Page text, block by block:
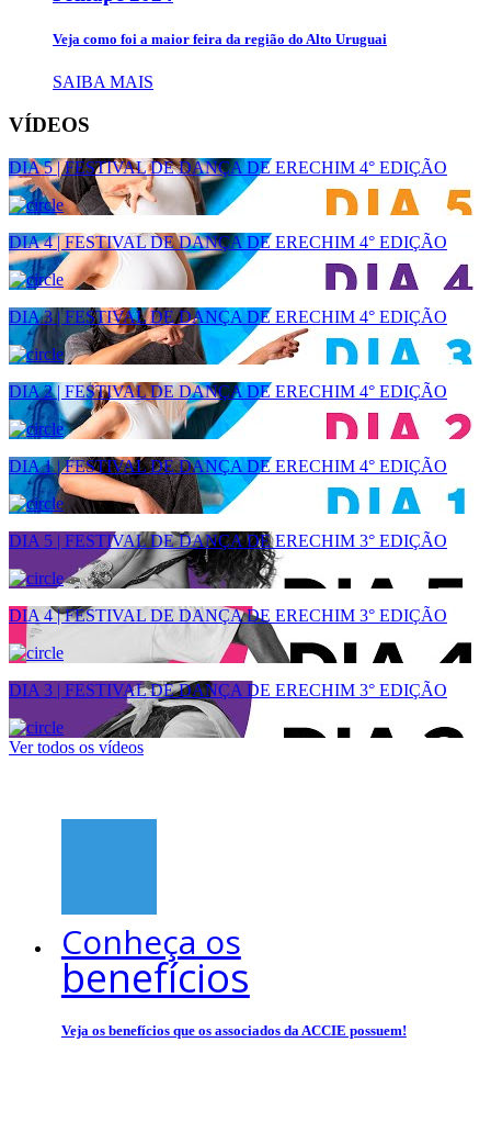
Veja como foi a maior feira da região do Alto Uruguai
SAIBA MAIS
VÍDEOS
DIA 5 | FESTIVAL DE DANÇA DE ERECHIM 4° EDIÇÃO
DIA 4 | FESTIVAL DE DANÇA DE ERECHIM 4° EDIÇÃO
DIA 3 | FESTIVAL DE DANÇA DE ERECHIM 4° EDIÇÃO
DIA 2 | FESTIVAL DE DANÇA DE ERECHIM 4° EDIÇÃO
DIA 1 | FESTIVAL DE DANÇA DE ERECHIM 4° EDIÇÃO
DIA 5 | FESTIVAL DE DANÇA DE ERECHIM 3° EDIÇÃO
DIA 4 | FESTIVAL DE DANÇA DE ERECHIM 3° EDIÇÃO
DIA 3 | FESTIVAL DE DANÇA DE ERECHIM 3° EDIÇÃO
Ver todos os vídeos
Conheça os
benefícios
Veja os benefícios que os associados da ACCIE possuem!